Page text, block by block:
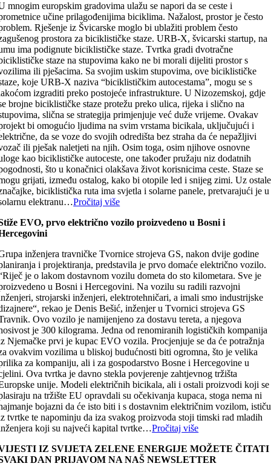
mnogim europskim gradovima ulažu se napori da se ceste i
učine prilagođenijima biciklima. Nažalost, prostor je često
Rješenje iz Švicarske moglo bi ublažiti problem često
prostora za biciklističke staze. URB-X, švicarski startup, na
ima podignute biciklističke staze. Tvrtka gradi dvotračne
staze na stupovima kako ne bi morali dijeliti prostor s
ili pješacima. Sa svojim uskim stupovima, ove biciklističke
koje URB-X naziva “biciklističkim autocestama”, mogu se s
izgraditi preko postojeće infrastrukture. U Nizozemskoj, gdje
brojne biciklističke staze protežu preko ulica, rijeka i slično na
slična se strategija primjenjuje već duže vrijeme. Ovakav
bi omogućio ljudima na svim vrstama bicikala, uključujući i
da se voze do svojih odredišta bez straha da će nepažljivi
ili pješak naletjeti na njih. Osim toga, osim njihove osnovne
kao biciklističke autoceste, one također pružaju niz dodatnih
što u konačnici olakšava život korisnicima ceste. Staze se
grijati, između ostalog, kako bi otopile led i snijeg zimi. Uz ostale
biciklistička ruta ima svjetla i solarne panele, pretvarajući je u
elektranu…Pročitaj više
EVO, prvo električno vozilo proizvedeno u Bosni i
inženjera travničke Tvornice strojeva GS, nakon dvije godine
i projektiranja, predstavila je prvo domaće električno vozilo.
je o lakom dostavnom vozilu dometa do sto kilometara. Sve je
u Bosni i Hercegovini. Na vozilu su radili razvojni
strojarski inženjeri, elektrotehničari, a imali smo industrijske
rekao je Denis Bešić, inženjer u Tvornici strojeva GS
Ovo vozilo je namijenjeno za dostavu tereta, a njegova
je 300 kilograma. Jedna od renomiranih logističkih kompanija
Njemačke prvi je kupac EVO vozila. Procjenjuje se da će potražnja
ovakvim vozilima u bliskoj budućnosti biti ogromna, što je velika
za kompaniju, ali i za gospodarstvo Bosne i Hercegovine u
Ova tvrtka je davno stekla povjerenje zahtjevnog tržišta
unije. Modeli električnih bicikala, ali i ostali proizvodi koji se
na tržište EU opravdali su očekivanja kupaca, stoga nema ni
bojazni da će isto biti i s dostavnim električnim vozilom, ističu
tvrtke te napominju da iza svakog proizvoda stoji timski rad mladih
koji su najveći kapital tvrtke…Pročitaj više
IZ SVIJETA ZELENE ENERGIJE MOŽETE ČITATI
DAN PRIJAVOM NA NAŠ NEWSLETTER